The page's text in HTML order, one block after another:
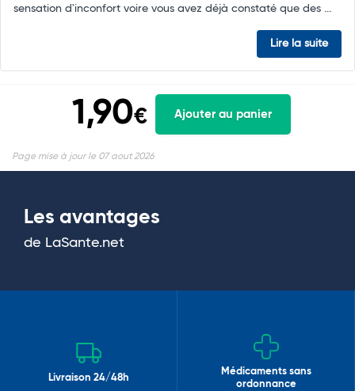
sensation d'inconfort voire vous avez déjà constaté que des ...
Lire la suite
1,90€ Ajouter au panier
Page mise à jour le 07 aout 2026
Les avantages
de LaSante.net
Livraison 24/48h
Médicaments sans
ordonnance